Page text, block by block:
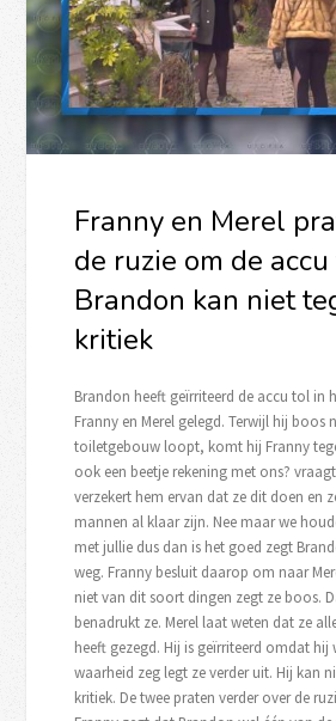
Franny en Merel
de ruzie om de
Brandon kan niet
kritiek
Brandon heeft geïrriteerd de accu tol in
Franny en Merel gelegd. Terwijl hij boos
toiletgebouw loopt, komt hij Franny
ook een beetje rekening met ons?
verzekert hem ervan dat ze dit doen en
mannen al klaar zijn. Nee maar we
met jullie dus dan is het goed zegt
weg. Franny besluit daarop om naar
niet van dit soort dingen zegt ze boos.
benadrukt ze. Merel laat weten dat ze
heeft gezegd. Hij is geïrriteerd omdat hij
waarheid zeg legt ze verder uit. Hij kan
kritiek. De twee praten verder over de